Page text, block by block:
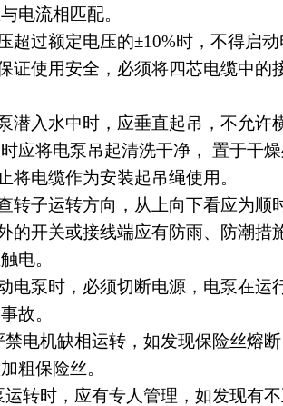
电流相匹配。
过额定电压的±10%时，不得启动
使用安全，必须将四芯电缆中的
入水中时，应垂直起吊，不允许
应将电泵吊起清洗干净， 置于干
电缆作为安装起吊绳使用。
子运转方向，从上向下看应为顺
开关或接线端应有防雨、防潮措
电。
泵时，必须切断电源，电泵在运
故。
电机缺相运转，如发现保险丝熔断
粗保险丝。
转时，应有专人管理，如发现有不